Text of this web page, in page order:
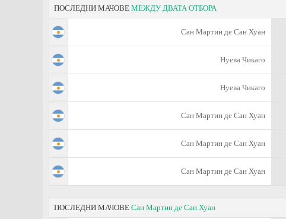
ПОСЛЕДНИ МАЧОВЕ МЕЖДУ ДВАТА ОТБОРА
Сан Мартин де Сан Хуан
Нуева Чикаго
Нуева Чикаго
Сан Мартин де Сан Хуан
Сан Мартин де Сан Хуан
Сан Мартин де Сан Хуан
ПОСЛЕДНИ МАЧОВЕ Сан Мартин де Сан Хуан